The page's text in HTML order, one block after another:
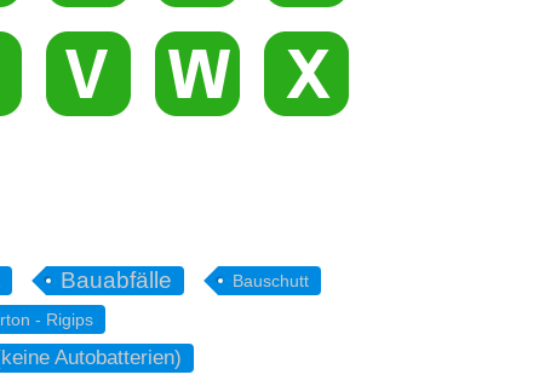
Bauabfälle Bauschutt
- Rigips
Autobatterien)